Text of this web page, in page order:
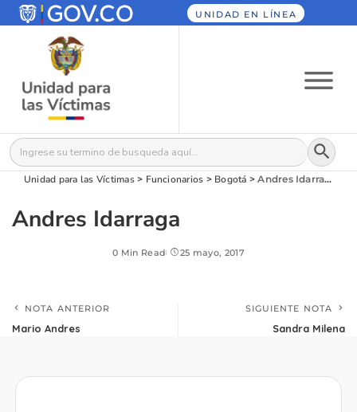
UNIDAD EN LÍNEA
Buscar: Botón
Unidad para las Víctimas> Funcionarios > Bogotá >Andres Idarraga
Andres Idarraga
0 Min Read 25 mayo, 2017
NOTA ANTERIOR
Mario Andres
SIGUIENTE NOTA
Sandra Milena